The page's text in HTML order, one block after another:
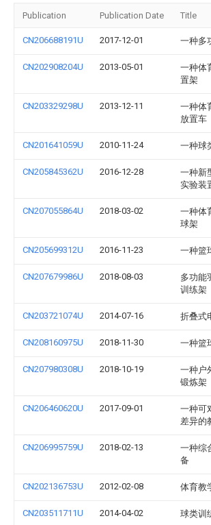
Publication Publication Date Title
CN206688191U 2017-12-01 一种多
CN202908204U 2013-05-01
一种体
置架
CN203329298U 2013-12-11
一种体
放置车
CN201641059U 2010-11-24 一种球
CN205845362U 2016-12-28
一种新
实验装
CN207055864U 2018-03-02
一种体
球架
CN205699312U 2016-11-23 一种篮
CN207679986U 2018-08-03
多功能
训练架
CN203721074U 2014-07-16 折叠式
CN208160975U 2018-11-30 一种篮
CN207980308U 2018-10-19
一种户
锻炼架
CN206460620U 2017-09-01
一种可
差异的
CN206995759U 2018-02-13
一种综
备
CN202136753U 2012-02-08 体育教
CN203511711U 2014-04-02 球类训